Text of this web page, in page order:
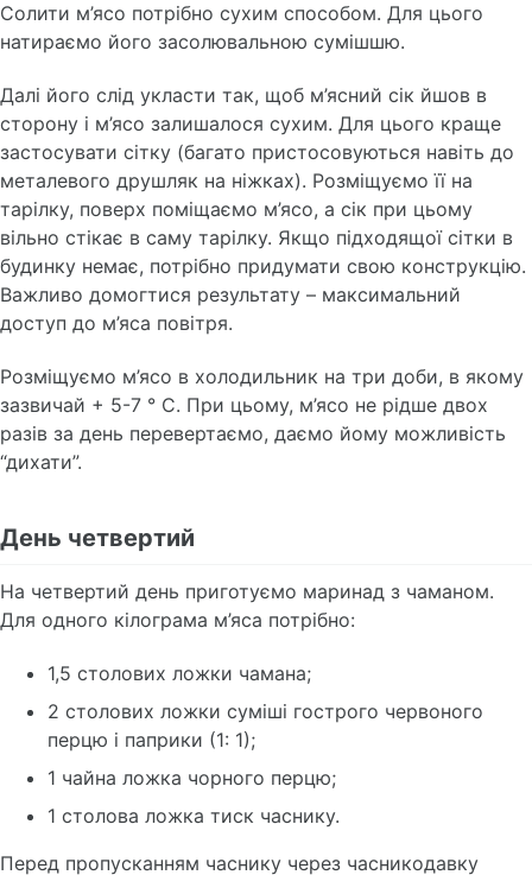
Солити м’ясо потрібно сухим способом. Для цього
натираємо його засолювальною сумішшю.
Далі його слід укласти так, щоб м’ясний сік йшов в
сторону і м’ясо залишалося сухим. Для цього краще
застосувати сітку (багато пристосовуються навіть до
металевого друшляк на ніжках). Розміщуємо її на
тарілку, поверх поміщаємо м’ясо, а сік при цьому
вільно стікає в саму тарілку. Якщо підходящої сітки в
будинку немає, потрібно придумати свою конструкцію.
Важливо домогтися результату – максимальний
доступ до м’яса повітря.
Розміщуємо м’ясо в холодильник на три доби, в якому
зазвичай + 5-7 ° С. При цьому, м’ясо не рідше двох
разів за день перевертаємо, даємо йому можливість
“дихати”.
День четвертий
На четвертий день приготуємо маринад з чаманом.
Для одного кілограма м’яса потрібно:
1,5 столових ложки чамана;
2 столових ложки суміші гострого червоного
перцю і паприки (1: 1);
1 чайна ложка чорного перцю;
1 столова ложка тиск часнику.
Перед пропусканням часнику через часникодавку